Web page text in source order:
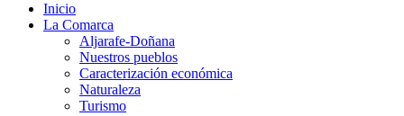
Inicio
La Comarca
Aljarafe-Doñana
Nuestros pueblos
Caracterización económica
Naturaleza
Turismo